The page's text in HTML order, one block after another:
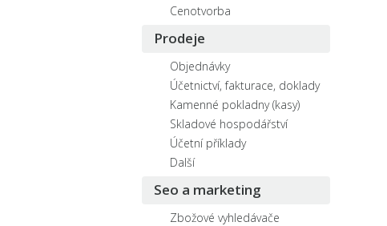
Cenotvorba
Prodeje
Objednávky
Účetnictví, fakturace, doklady
Kamenné pokladny (kasy)
Skladové hospodářství
Účetní příklady
Další
Seo a marketing
Zbožové vyhledávače